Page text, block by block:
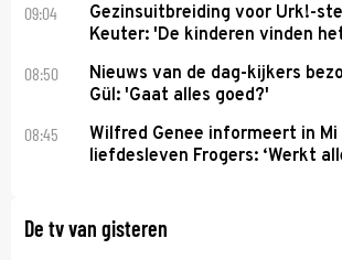
09:04
Gezinsuitbreiding voor Urk!-
Keuter: 'De kinderen vinden
08:50
Nieuws van de dag-kijkers
Gül: 'Gaat alles goed?'
08:45
Wilfred Genee informeert in Mi
liefdesleven Frogers: ‘Werkt
De tv van gisteren